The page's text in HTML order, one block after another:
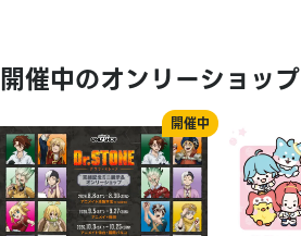
開催中のオンリーショップ